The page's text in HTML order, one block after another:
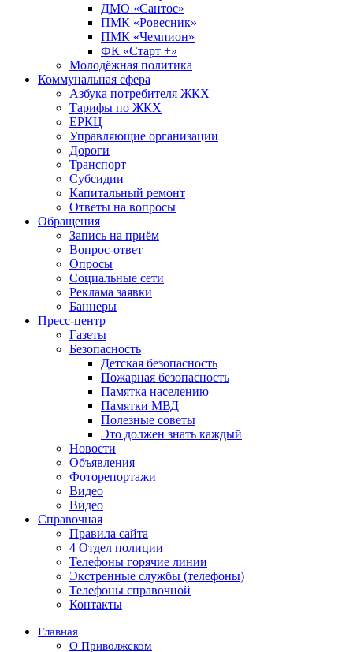
ДМО «Сантос»
ПМК «Ровесник»
ПМК «Чемпион»
ФК «Старт +»
Молодёжная политика
Коммунальная сфера
Азбука потребителя ЖКХ
Тарифы по ЖКХ
ЕРКЦ
Управляющие организации
Дороги
Транспорт
Субсидии
Капитальный ремонт
Ответы на вопросы
Обращения
Запись на приём
Вопрос-ответ
Опросы
Социальные сети
Реклама заявки
Баннеры
Пресс-центр
Газеты
Безопасность
Детская безопасность
Пожарная безопасность
Памятка населению
Памятки МВД
Полезные советы
Это должен знать каждый
Новости
Объявления
Фоторепортажи
Видео
Видео
Справочная
Правила сайта
4 Отдел полиции
Телефоны горячие линии
Экстренные службы (телефоны)
Телефоны справочной
Контакты
Главная
О Приволжском